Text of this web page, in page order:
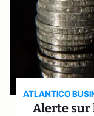
ATLANTICO
Alerte sur